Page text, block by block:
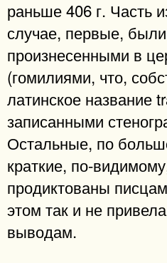
раньше 406 г. Часть
случае, первые,
произнесенными в
(гомилиями, что,
латинское название
записанными
Остальные, по
краткие, по-
продиктованы
этом так и не
выводам.